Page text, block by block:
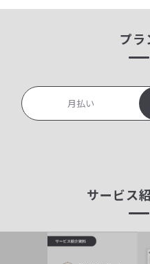
プラ
月払い
サービス